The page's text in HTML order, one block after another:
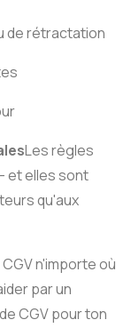
de rétractation
Les règles
et elles sont
qu'aux
n'importe où
par un
CGV pour ton